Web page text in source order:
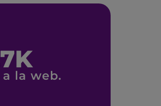
K
la web.
info@highresults.net